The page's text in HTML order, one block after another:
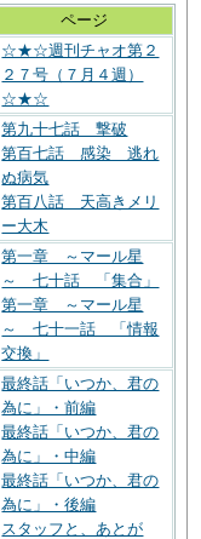
ページ
☆★☆週刊チャオ第２
２７号（７月４週）
☆★☆
第九十七話 撃破
第百七話 感染 逃れ
ぬ病気
第百八話 天高きメリ
ー大木
第一章 ～マール星
～ 七十話 「集合」
第一章 ～マール星
～ 七十一話 「情報
交換」
最終話「いつか、君の
為に」・前編
最終話「いつか、君の
為に」・中編
最終話「いつか、君の
為に」・後編
スタッフと、あとが